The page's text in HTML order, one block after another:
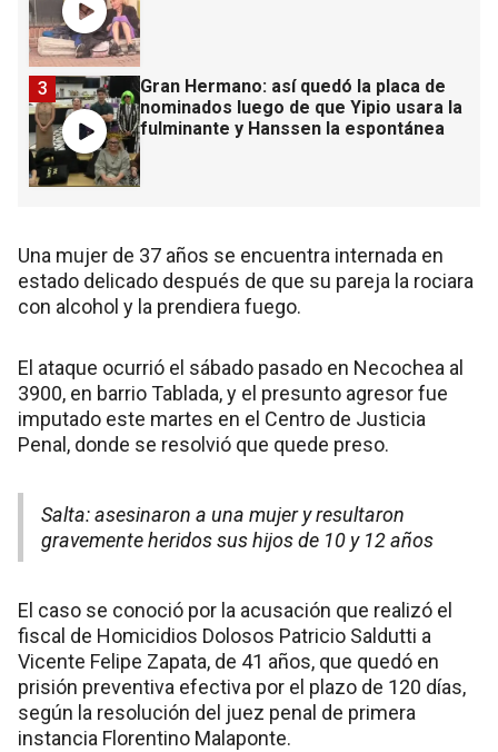
Gran Hermano: así quedó la placa de
nominados luego de que Yipio usara la
fulminante y Hanssen la espontánea
3
Una mujer de 37 años se encuentra internada en
estado delicado después de que su pareja la rociara
con alcohol y la prendiera fuego.
El ataque ocurrió el sábado pasado en Necochea al
3900, en barrio Tablada, y el presunto agresor fue
imputado este martes en el Centro de Justicia
Penal, donde se resolvió que quede preso.
Salta: asesinaron a una mujer y resultaron
gravemente heridos sus hijos de 10 y 12 años
El caso se conoció por la acusación que realizó el
fiscal de Homicidios Dolosos Patricio Saldutti a
Vicente Felipe Zapata, de 41 años, que quedó en
prisión preventiva efectiva por el plazo de 120 días,
según la resolución del juez penal de primera
instancia Florentino Malaponte.